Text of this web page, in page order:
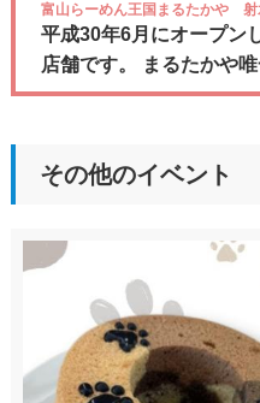
富山らーめん王国まるたかや 射
平成30年6月にオープン
店舗です。 まるたかや
その他のイベント